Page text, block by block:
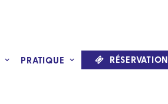
PRATIQUE RÉSERVATION